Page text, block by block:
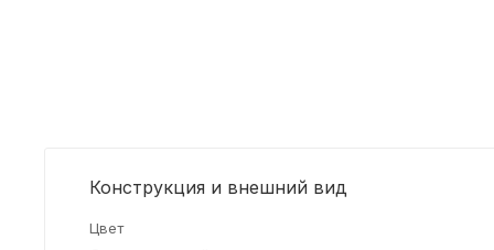
Конструкция и внешний вид
Цвет